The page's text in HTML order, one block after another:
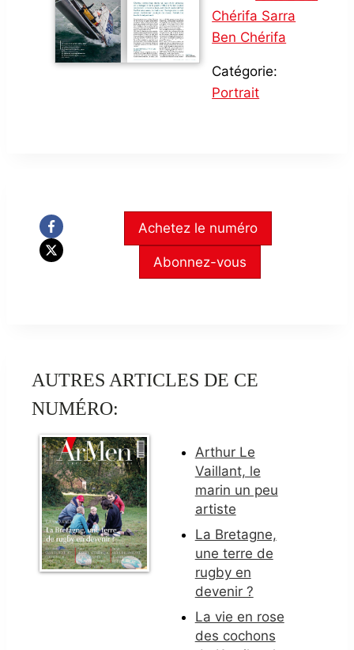
Chérifa Sarra
Ben Chérifa
Catégorie:
Portrait
Achetez le numéro
Abonnez-vous
AUTRES ARTICLES DE CE
NUMÉRO:
Arthur Le
Vaillant, le
marin un peu
artiste
La Bretagne,
une terre de
rugby en
devenir ?
La vie en rose
des cochons